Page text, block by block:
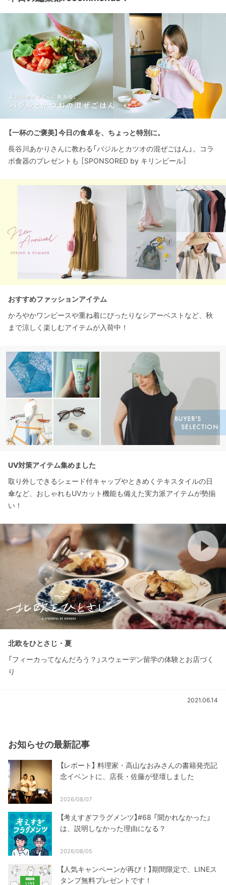
【一杯のご褒美】今日の食卓を、ちょっと特別に。
長谷川あかりさんに教わる「バジルとカツオの混ぜごはん」。コラ
ボ食器のプレゼントも ［SPONSORED by キリンビール］
おすすめファッションアイテム
かろやかワンピースや重ね着にぴったりなシアーベストなど、秋
まで涼しく楽しむアイテムが入荷中！
UV対策アイテム集めました
取り外しできるシェード付キャップやときめくテキスタイルの日
傘など、おしゃれもUVカット機能も備えた実力派アイテムが勢揃
い！
北欧をひとさじ・夏
「フィーカってなんだろう？」スウェーデン留学の体験とお店づく
り
2021.06.14
お知らせの最新記事
【レポート】 料理家・高山なおみさんの書籍発売記
念イベントに、店長・佐藤が登壇しました
2026/08/07
【考えすぎフラグメンツ】#68 「聞かれなかった」
は、説明しなかった理由になる？
2026/08/05
【人気キャンペーンが再び！】期間限定で、LINEス
タンプ無料プレゼントです！